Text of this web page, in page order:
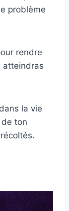
problème
rendre
atteindras
la vie
ton